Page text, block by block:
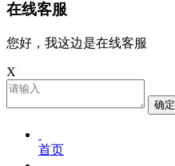
在线客服
您好，我这边是在线客服
X
确定
首页